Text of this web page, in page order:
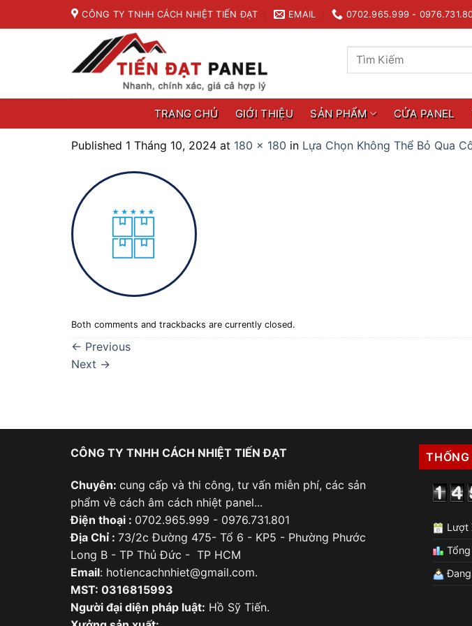
to
CÔNG TY TNHH CÁCH NHIỆT TIẾN ĐẠT EMAIL 0702.965.999 -
Tìm
TRANG CHỦ GIỚI THIỆU SẢN PHẨM CỬA PANEL
Published 1 Tháng 10, 2024 at 180 × 180 in Lựa Chọn Không Thể Bỏ Qua
Both comments and trackbacks are currently closed.
← Previous
Next →
CÔNG TY TNHH CÁCH NHIỆT TIẾN ĐẠT
Chuyên: cung cấp và thi công, tư vấn miễn phí, các sản
phẩm về cách âm cách nhiệt panel...
Điện thoại : 0702.965.999 - 0976.731.801
Địa Chỉ : 73/2c Đường 475- Tổ 6 - KP5 - Phường Phước
Long B - TP Thủ Đức - TP HCM
Email: hotiencachnhiet@gmail.com.
MST: 0316815993
Người đại diện pháp luật: Hồ Sỹ Tiến.
Lượt
Đang